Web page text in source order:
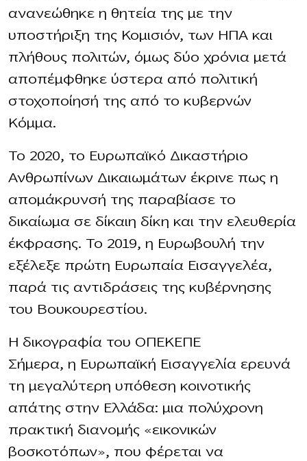
ανανεώθηκε η θητεία της με την
υποστήριξη της Κομισιόν, των ΗΠΑ και
πλήθους πολιτών, όμως δύο χρόνια μετά
αποπέμφθηκε ύστερα από πολιτική
στοχοποίησή της από το κυβερνών
Κόμμα.
Το 2020, το Ευρωπαϊκό Δικαστήριο
Ανθρωπίνων Δικαιωμάτων έκρινε πως η
απομάκρυνσή της παραβίασε το
δικαίωμα σε δίκαιη δίκη και την ελευθερία
έκφρασης. Το 2019, η Ευρωβουλή την
εξέλεξε πρώτη Ευρωπαία Εισαγγελέα,
παρά τις αντιδράσεις της κυβέρνησης
του Βουκουρεστίου.
H δικογραφία του ΟΠΕΚΕΠΕ
Σήμερα, η Ευρωπαϊκή Εισαγγελία ερευνά
τη μεγαλύτερη υπόθεση κοινοτικής
απάτης στην Ελλάδα: μια πολύχρονη
πρακτική διανομής «εικονικών
βοσκοτόπων», που φέρεται να